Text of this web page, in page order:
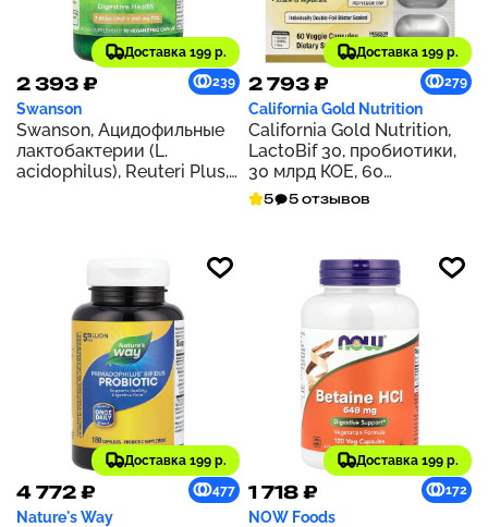
Доставка 199 р.
2 393 ₽ 239
Swanson
Swanson, Ацидофильные
лактобактерии (L.
acidophilus), Reuteri Plus,
Доставка 199 р.
2 793 ₽ 279
California Gold Nutrition
California Gold Nutrition,
LactoBif 30, пробиотики,
30 млрд КОЕ, 60
растительных капсул
5 5 отзывов
Доставка 199 р.
4 772 ₽ 477
Nature's Way
Доставка 199 р.
1 718 ₽ 172
NOW Foods